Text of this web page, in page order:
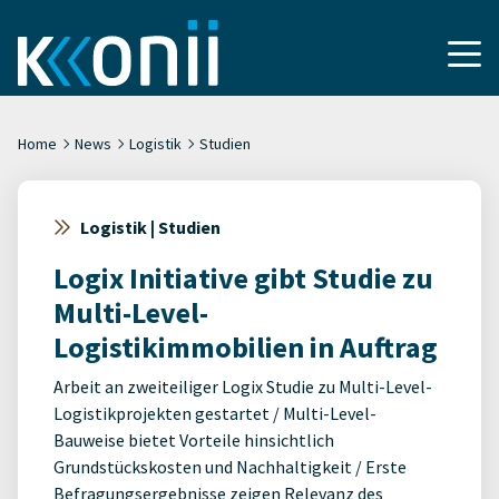
Home News Logistik Studien
Logistik | Studien
Logix Initiative gibt Studie zu
Multi-Level-
Logistikimmobilien in Auftrag
Arbeit an zweiteiliger Logix Studie zu Multi-Level-
Logistikprojekten gestartet / Multi-Level-
Bauweise bietet Vorteile hinsichtlich
Grundstückskosten und Nachhaltigkeit / Erste
Befragungsergebnisse zeigen Relevanz des